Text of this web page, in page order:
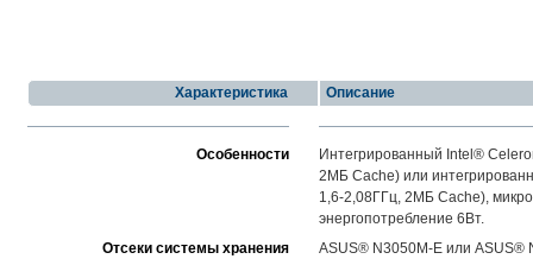
Характеристика Описание
Особенности
Интегрированный Intel®
2МБ Cache) или
1,6-2,08ГГц, 2МБ Cache),
энергопотребление 6Вт.
Отсеки системы хранения
ASUS® N3050M-E или ASUS®